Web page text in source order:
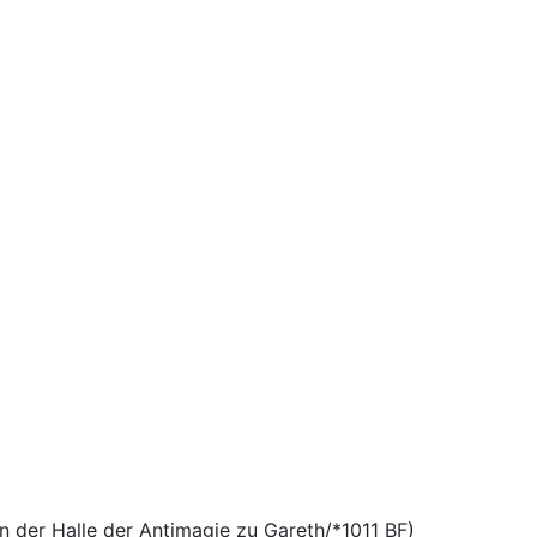
Halle der Antimagie zu Gareth/*1011 BF)